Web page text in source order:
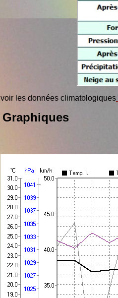
voir les données climatologiques
Graphiques